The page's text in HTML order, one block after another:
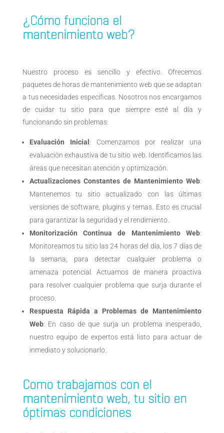
¿Cómo funciona el
mantenimiento web?
Nuestro proceso es sencillo y efectivo. Ofrecemos
paquetes de horas de mantenimiento web que se adaptan
a tus necesidades específicas. Nosotros nos encargamos
de cuidar tu sitio para que siempre esté al día y
funcionando sin problemas:
Evaluación Inicial : Comenzamos por realizar una
evaluación exhaustiva de tu sitio web. Identificamos las
áreas que necesitan atención y optimización.
Actualizaciones Constantes de Mantenimiento Web:
Mantenemos tu sitio actualizado con las últimas
versiones de software, plugins y temas. Esto es crucial
para garantizar la seguridad y el rendimiento.
Monitorización Continua de Mantenimiento Web:
Monitoreamos tu sitio las 24 horas del día, los 7 días de
la semana, para detectar cualquier problema o
amenaza potencial
. Actuamos de manera proactiva
para resolver cualquier problema que surja durante el
proceso.
Respuesta Rápida a Problemas de Mantenimiento
Web: En caso de que surja un problema inesperado,
nuestro equipo de expertos está listo para actuar de
inmediato y solucionarlo.
Como trabajamos con el
mantenimiento web, tu sitio en
óptimas condiciones